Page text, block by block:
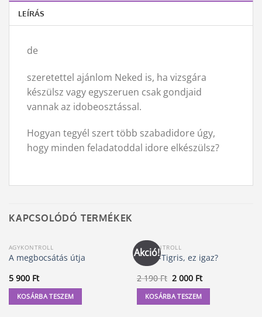
LEÍRÁS
de
szeretettel ajánlom Neked is, ha vizsgára
készülsz vagy egyszeruen csak gondjaid
vannak az idobeosztással.
Hogyan tegyél szert több szabadidore úgy,
hogy minden feladatoddal idore elkészülsz?
KAPCSOLÓDÓ TERMÉKEK
AGYKONTROLL
A megbocsátás útja
5 900 Ft
KOSÁRBA TESZEM
Akció!
AGYKONTROLL
Tigris-Tigris, ez igaz?
2 190Ft Original
price
was:
2
190 Ft.
2 000 FtCurrent
price
is:
2
000 Ft.
KOSÁRBA TESZEM